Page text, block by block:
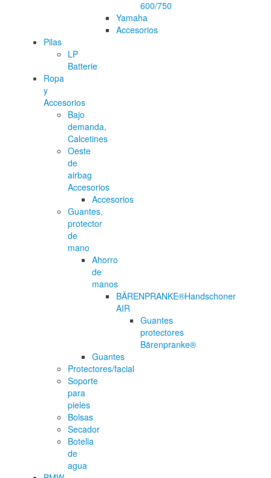
600/750
Yamaha
Accesorios
Pilas
LP
Batterie
Ropa
y
Accesorios
Bajo
demanda,
Calcetines
Oeste
de
airbag
Accesorios
Accesorios
Guantes,
protector
de
mano
Ahorro
de
manos
BÄRENPRANKE®Handschoner
AIR
Guantes
protectores
Bärenpranke®
Guantes
Protectores/facial
Soporte
para
pieles
Bolsas
Secador
Botella
de
agua